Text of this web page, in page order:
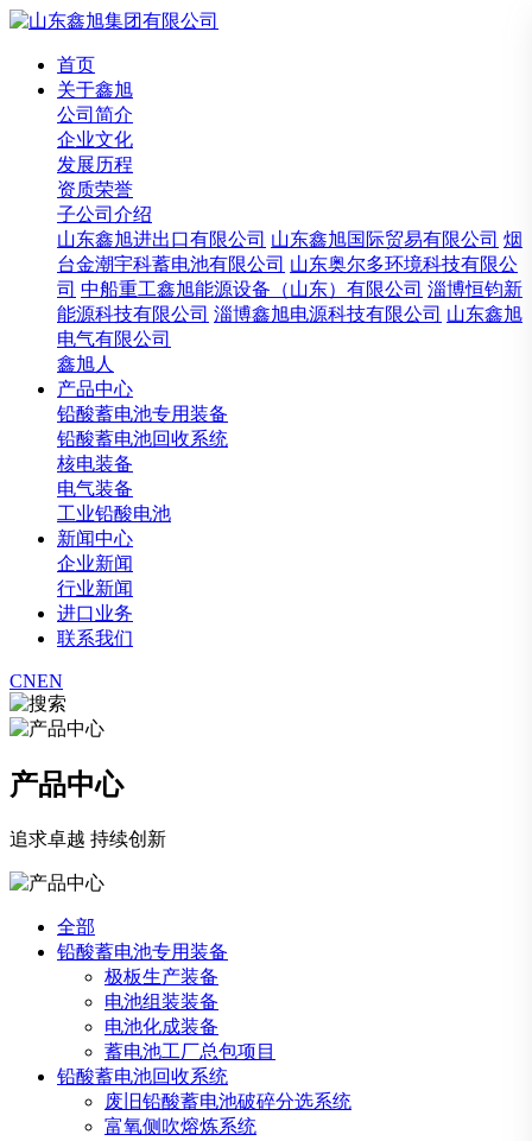
首页
关于鑫旭
公司简介
企业文化
发展历程
资质荣誉
子公司介绍
山东鑫旭进出口有限公司 山东鑫旭国际贸易有限公司 烟
台金潮宇科蓄电池有限公司 山东奥尔多环境科技有限公
司 中船重工鑫旭能源设备（山东）有限公司 淄博恒钧新
能源科技有限公司 淄博鑫旭电源科技有限公司 山东鑫旭
电气有限公司
鑫旭人
产品中心
铅酸蓄电池专用装备
铅酸蓄电池回收系统
核电装备
电气装备
工业铅酸电池
新闻中心
企业新闻
行业新闻
进口业务
联系我们
CNEN
产品中心
追求卓越 持续创新
全部
铅酸蓄电池专用装备
极板生产装备
电池组装装备
电池化成装备
蓄电池工厂总包项目
铅酸蓄电池回收系统
废旧铅酸蓄电池破碎分选系统
富氧侧吹熔炼系统